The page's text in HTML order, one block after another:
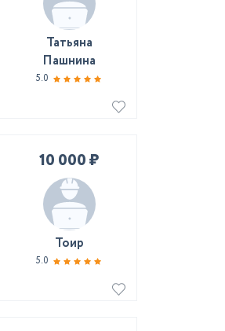
Татьяна
Пашнина
5.0
10 000 ₽
Тоир
5.0